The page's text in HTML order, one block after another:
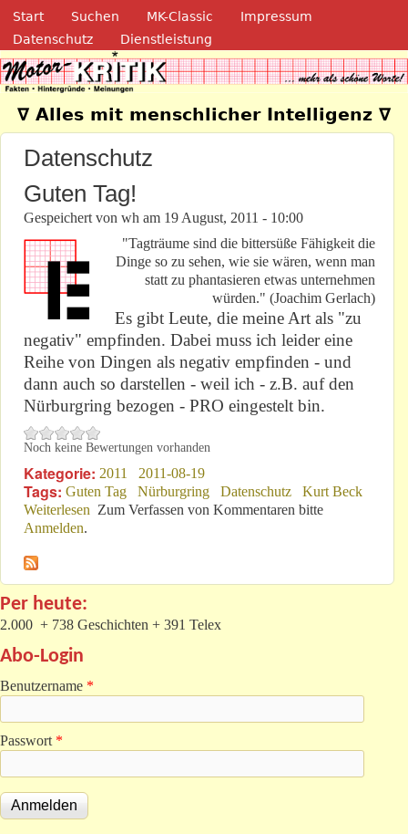
Direkt zum Inhalt
Navigation
Start Suchen MK-Classic
Impressum
Datenschutz
Dienstleistung
Motor-Kritik.de
∇ Alles mit menschlicher Intelligenz ∇
Datenschutz
Guten Tag!
Gespeichert von wh am 19 August, 2011 - 10:00
"Tagträume sind die bittersüße Fähigkeit die
Dinge so zu sehen, wie sie wären, wenn man
statt zu phantasieren etwas unternehmen
würden." (Joachim Gerlach)
Es gibt Leute, die meine Art als "zu
negativ" empfinden. Dabei muss ich leider eine
Reihe von Dingen als negativ empfinden - und
dann auch so darstellen - weil ich - z.B. auf den
Nürburgring bezogen - PRO eingestelt bin.
Noch keine Bewertungen vorhanden
Kategorie: 2011 2011-08-19
Tags: Guten Tag Nürburgring Datenschutz
Kurt Beck
Weiterlesen über Guten Tag!
Zum Verfassen von Kommentaren bitte
Anmelden.
Per heute:
2.000 + 738 Geschichten + 391 Telex
Abo-Login
Benutzername *
Passwort *